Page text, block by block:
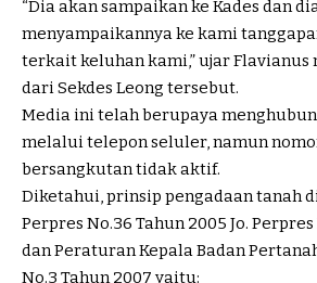
“Dia akan sampaikan ke Kades dan
menyampaikannya ke kami
terkait keluhan kami,” ujar
dari Sekdes Leong tersebut.
Media ini telah berupaya
melalui telepon seluler, namun
bersangkutan tidak aktif.
Diketahui, prinsip pengadaan tanah
Perpres No.36 Tahun 2005 Jo.
dan Peraturan Kepala Badan
No.3 Tahun 2007 yaitu: